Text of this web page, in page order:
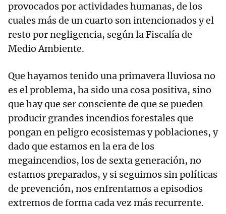
provocados por actividades humanas, de los
cuales más de un cuarto son intencionados y el
resto por negligencia, según la Fiscalía de
Medio Ambiente.
Que hayamos tenido una primavera lluviosa no
es el problema, ha sido una cosa positiva, sino
que hay que ser consciente de que se pueden
producir grandes incendios forestales que
pongan en peligro ecosistemas y poblaciones, y
dado que estamos en la era de los
megaincendios, los de sexta generación, no
estamos preparados, y si seguimos sin políticas
de prevención, nos enfrentamos a episodios
extremos de forma cada vez más recurrente.